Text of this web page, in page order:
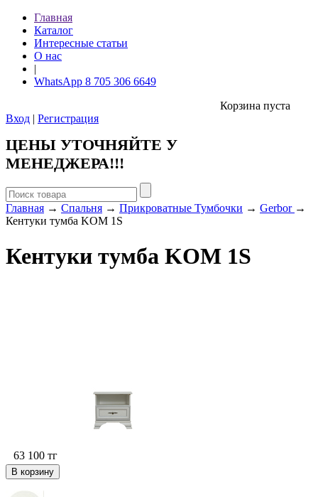
Главная
Каталог
Интересные статьи
О нас
|
WhatsApp 8 705 306 6649
Корзина пуста
Вход | Регистрация
ЦЕНЫ УТОЧНЯЙТЕ У
МЕНЕДЖЕРА!!!
Главная → Спальня → Прикроватные Тумбочки → Gerbor →
Кентуки тумба KOM 1S
Кентуки тумба KOM 1S
63 100 тг
В корзину